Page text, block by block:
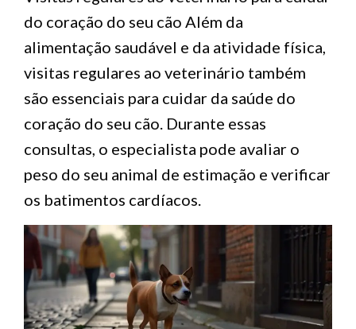
do coração do seu cão Além da
alimentação saudável e da atividade física,
visitas regulares ao veterinário também
são essenciais para cuidar da saúde do
coração do seu cão. Durante essas
consultas, o especialista pode avaliar o
peso do seu animal de estimação e verificar
os batimentos cardíacos.